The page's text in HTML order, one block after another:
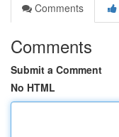
Comments
Comments
Submit a Comment
No HTML